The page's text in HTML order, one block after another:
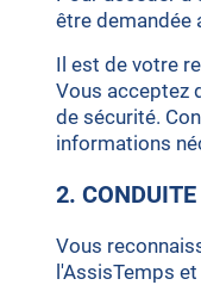
être demandée
Il est de votre
Vous acceptez
de sécurité.
informations
2.
Vous
l'AssisTemps